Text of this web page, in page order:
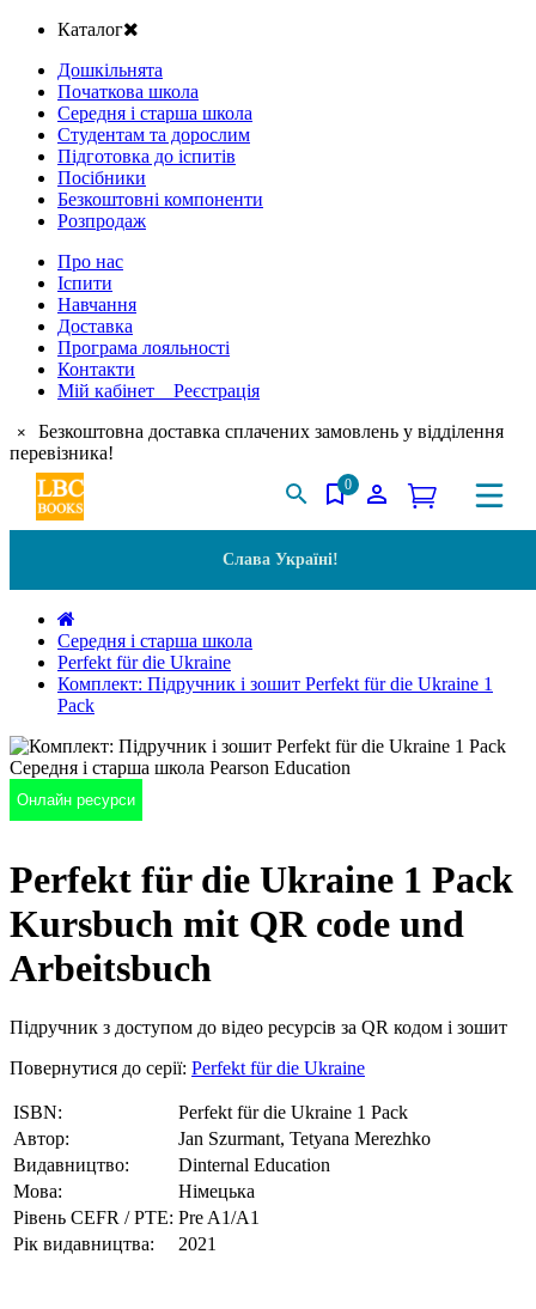
Каталог
Дошкільнята
Початкова школа
Середня і старша школа
Студентам та дорослим
Підготовка до іспитів
Посібники
Безкоштовні компоненти
Розпродаж
Про нас
Іспити
Навчання
Доставка
Програма лояльності
Контакти
Мій кабінет Реєстрація
×
Безкоштовна доставка сплачених замовлень у відділення
перевізника!
0
Слава Україні!
Середня і старша школа
Perfekt für die Ukraine
Комплект: Підручник і зошит Perfekt für die Ukraine 1
Pack
Онлайн ресурси
Perfekt für die Ukraine 1 Pack
Kursbuch mit QR code und
Arbeitsbuch
Підручник з доступом до відео ресурсів за QR кодом і зошит
Повернутися до серії: Perfekt für die Ukraine
ISBN:
Perfekt für die Ukraine 1 Pack
Автор:
Jan Szurmant, Tetyana Merezhko
Видавництво:
Dinternal Education
Мова:
Німецька
Рівень CEFR / PTE: Pre A1/А1
Рік видавництва:
2021